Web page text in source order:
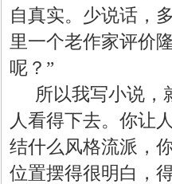
自真实。少说话，
里一个老作家评价
呢？”
所以我写小说，
人看得下去。你让
结什么风格流派，
位置摆得很明白，